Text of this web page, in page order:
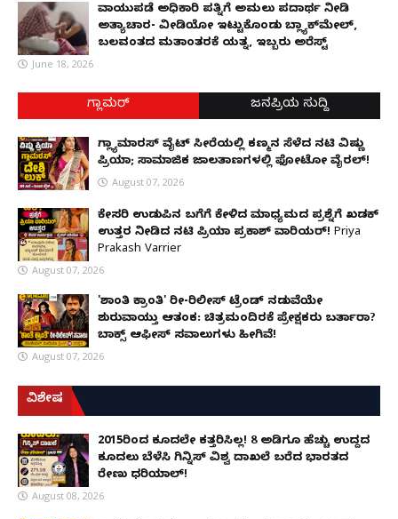
ವಾಯುಪಡೆ ಅಧಿಕಾರಿ ಪತ್ನಿಗೆ ಅಮಲು ಪದಾರ್ಥ ನೀಡಿ
ಅತ್ಯಾಚಾರ- ವೀಡಿಯೋ ಇಟ್ಟುಕೊಂಡು ಬ್ಲ್ಯಾಕ್‌ಮೇಲ್,
ಬಲವಂತದ ಮತಾಂತರಕ್ಕೆ ಯತ್ನ, ಇಬ್ಬರು ಅರೆಸ್ಟ್
June 18, 2026
ಗ್ಲಾಮರ್ ಜನಪ್ರಿಯ ಸುದ್ದಿ
ಗ್ಲ್ಯಾಮಾರಸ್ ವೈಟ್‌ ಸೀರೆಯಲ್ಲಿ ಕಣ್ಮನ ಸೆಳೆದ ನಟಿ ವಿಷ್ಣು
ಪ್ರಿಯಾ; ಸಾಮಾಜಿಕ ಜಾಲತಾಣಗಳಲ್ಲಿ ಫೋಟೋ ವೈರಲ್!
August 07, 2026
ಕೇಸರಿ ಉಡುಪಿನ ಬಗೆಗೆ ಕೇಳಿದ ಮಾಧ್ಯಮದ ಪ್ರಶ್ನೆಗೆ ಖಡಕ್
ಉತ್ತರ ನೀಡಿದ ನಟಿ ಪ್ರಿಯಾ ಪ್ರಕಾಶ್ ವಾರಿಯರ್! Priya
Prakash Varrier
August 07, 2026
'ಶಾಂತಿ ಕ್ರಾಂತಿ' ರೀ-ರಿಲೀಸ್ ಟ್ರೆಂಡ್ ನಡುವೆಯೇ
ಶುರುವಾಯ್ತು ಆತಂಕ: ಚಿತ್ರಮಂದಿರಕ್ಕೆ ಪ್ರೇಕ್ಷಕರು ಬರ್ತಾರಾ?
ಬಾಕ್ಸ್ ಆಫೀಸ್ ಸವಾಲುಗಳು ಹೀಗಿವೆ!
August 07, 2026
ವಿಶೇಷ
2015ರಿಂದ ಕೂದಲೇ ಕತ್ತರಿಸಿಲ್ಲ! 8 ಅಡಿಗೂ ಹೆಚ್ಚು ಉದ್ದದ
ಕೂದಲು ಬೆಳೆಸಿ ಗಿನ್ನಿಸ್ ವಿಶ್ವ ದಾಖಲೆ ಬರೆದ ಭಾರತದ
ರೇಣು ಧರಿಯಾಲ್!
August 08, 2026